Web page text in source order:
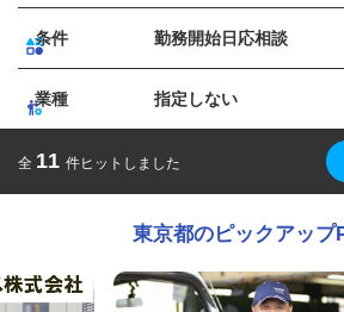
条件 勤務開始日応相談
業種 指定しない
全 11 件ヒットしました
東京都のピックアップ